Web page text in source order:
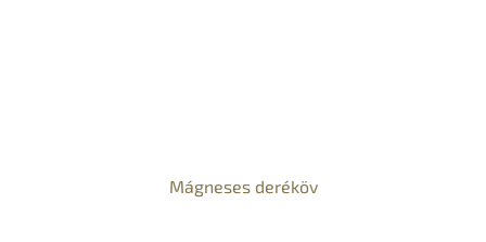
Mágneses deréköv